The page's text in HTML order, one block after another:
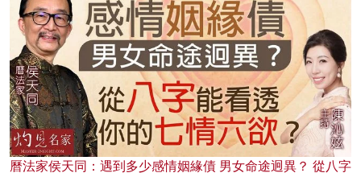
曆法家侯天同：遇到多少感情姻緣債 男女命途迥異？ 從八字